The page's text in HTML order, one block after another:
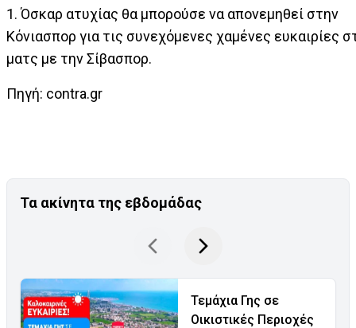
1. Όσκαρ ατυχίας θα μπορούσε να απονεμηθεί στην
Κόνιασπορ για τις συνεχόμενες χαμένες ευκαιρίες
ματς με την Σίβασπορ.
Πηγή: contra.gr
Τα ακίνητα της εβδομάδας
Τεμάχια Γης σε
Οικιστικές Περιοχές